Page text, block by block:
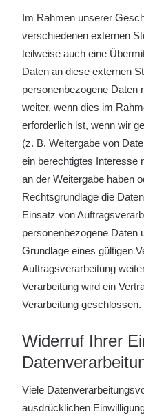
Im Rahmen unserer
verschiedenen externen
teilweise auch eine
Daten an diese externen
personenbezogene Daten
weiter, wenn dies im
erforderlich ist, wenn wir
(z. B. Weitergabe von
ein berechtigtes Interesse
an der Weitergabe haben
Rechtsgrundlage die
Einsatz von
personenbezogene Daten
Grundlage eines gültigen
Auftragsverarbeitung
Verarbeitung wird ein
Verarbeitung geschlossen.
Widerruf Ihrer
Viele
ausdrücklichen